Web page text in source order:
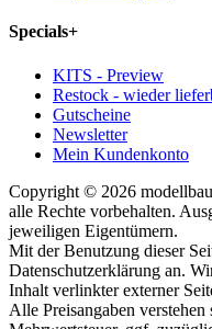
Specials+
KITS - Preview
Restock - wieder
Gutscheine
Newsletter
Mein Kundenkonto
Copyright © 2026
alle Rechte vorbehalten.
jeweiligen Eigentümern.
Mit der Benutzung dieser
Datenschutzerklärung an.
Inhalt verlinkter externer
Alle Preisangaben